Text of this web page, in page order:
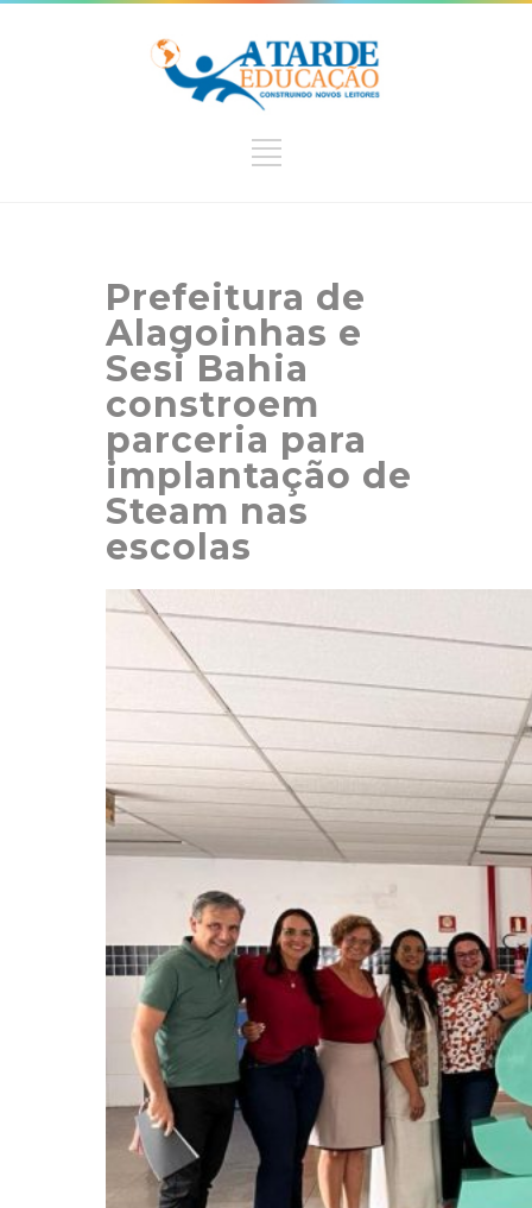
Prefeitura de
Alagoinhas e
Sesi Bahia
constroem
parceria para
implantação de
Steam nas
escolas